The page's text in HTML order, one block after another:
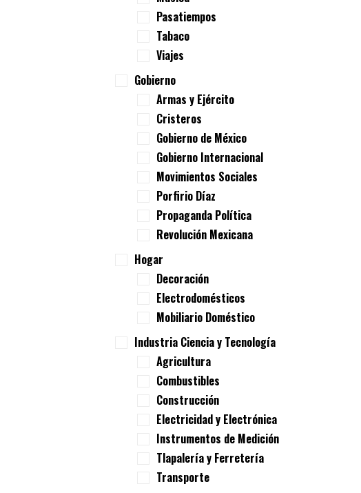
Pasatiempos
Tabaco
Viajes
Gobierno
Armas y Ejército
Cristeros
Gobierno de México
Gobierno Internacional
Movimientos Sociales
Porfirio Díaz
Propaganda Política
Revolución Mexicana
Hogar
Decoración
Electrodomésticos
Mobiliario Doméstico
Industria Ciencia y Tecnología
Agricultura
Combustibles
Construcción
Electricidad y Electrónica
Instrumentos de Medición
Tlapalería y Ferretería
Transporte